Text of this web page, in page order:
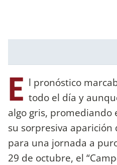
E l pronóstico
todo el día y
algo gris, promediando
su sorpresiva
para una jornada a
29 de octubre, el